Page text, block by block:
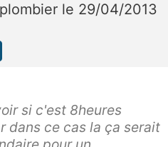
le 29/04/2013
si c'est 8heures
dans ce cas la ça serait